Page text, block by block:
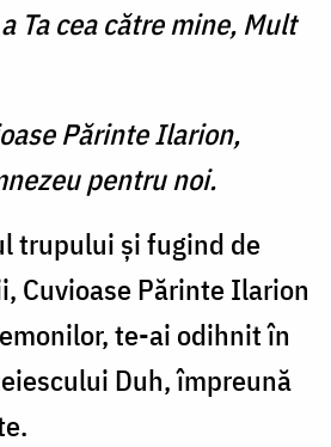
Ta cea către mine, Mult
Părinte Ilarion,
pentru noi.
trupului şi fugind de
Cuvioase Părinte Ilarion
te-ai odihnit în
Duh, îm­preună